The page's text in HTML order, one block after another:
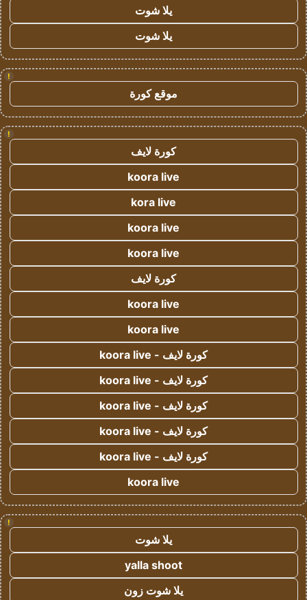
يلا شوت
يلا شوت
!
موقع كورة
!
كورة لايف
koora live
kora live
koora live
koora live
كورة لايف
koora live
koora live
كورة لايف - koora live
كورة لايف - koora live
كورة لايف - koora live
كورة لايف - koora live
كورة لايف - koora live
koora live
!
يلا شوت
yalla shoot
يلا شوت زون